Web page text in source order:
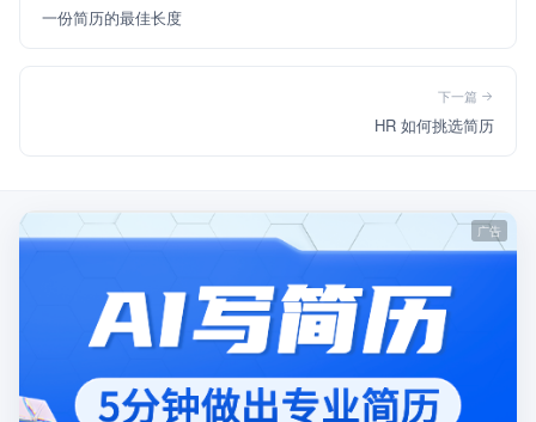
一份简历的最佳长度
下一篇
HR 如何挑选简历